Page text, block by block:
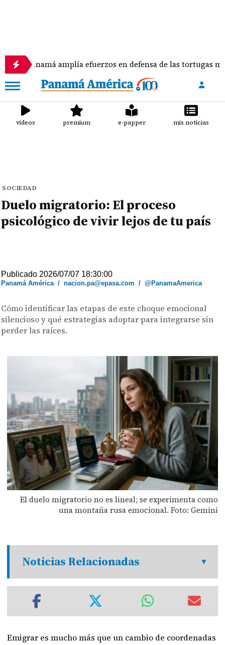
amplía efuerzos en defensa de las tortugas marinas
videos premium e-papper mis noticias
SOCIEDAD
Duelo migratorio: El proceso
psicológico de vivir lejos de tu país
Publicado 2026/07/07 18:30:00
Panamá América/nacion.pa@epasa.com /@PanamaAmerica
Cómo identificar las etapas de este choque emocional
silencioso y qué estrategias adoptar para integrarse sin
perder las raíces.
El duelo migratorio no es lineal; se experimenta como
una montaña rusa emocional. Foto: Gemini
Noticias Relacionadas
Emigrar es mucho más que un cambio de coordenadas